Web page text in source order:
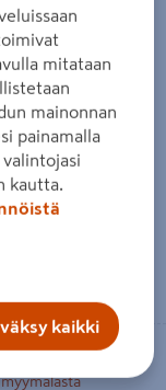
PROF 28x95x2970
päätypontattu 16-
m²
/ m²
mitataan
mainonnan
painamalla
valintojasi
kautta.
kaikki